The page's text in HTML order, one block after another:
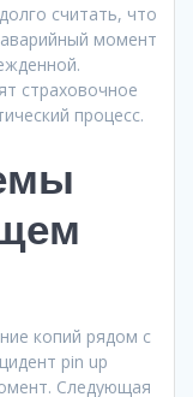
считать, что
момент
страховочное
процесс.
копий рядом с
pin up
Следующая